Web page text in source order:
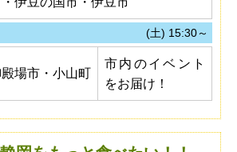
(土) 15:30～
場市・小山町
市内のイベント
をお届け！